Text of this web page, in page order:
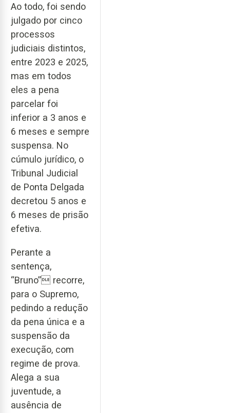
Ao todo, foi sendo
julgado por cinco
processos
judiciais distintos,
entre 2023 e 2025,
mas em todos
eles a pena
parcelar foi
inferior a 3 anos e
6 meses e sempre
suspensa. No
cúmulo jurídico, o
Tribunal Judicial
de Ponta Delgada
decretou 5 anos e
6 meses de prisão
efetiva.
Perante a
sentença,
“Bruno” recorre,
para o Supremo,
pedindo a redução
da pena única e a
suspensão da
execução, com
regime de prova.
Alega a sua
juventude, a
ausência de